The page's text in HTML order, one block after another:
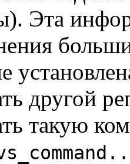
Эта
другой
такую